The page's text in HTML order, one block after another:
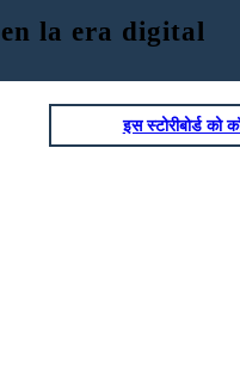
la era digital
con el
lo
del
इस स्टोरीबोर्ड को